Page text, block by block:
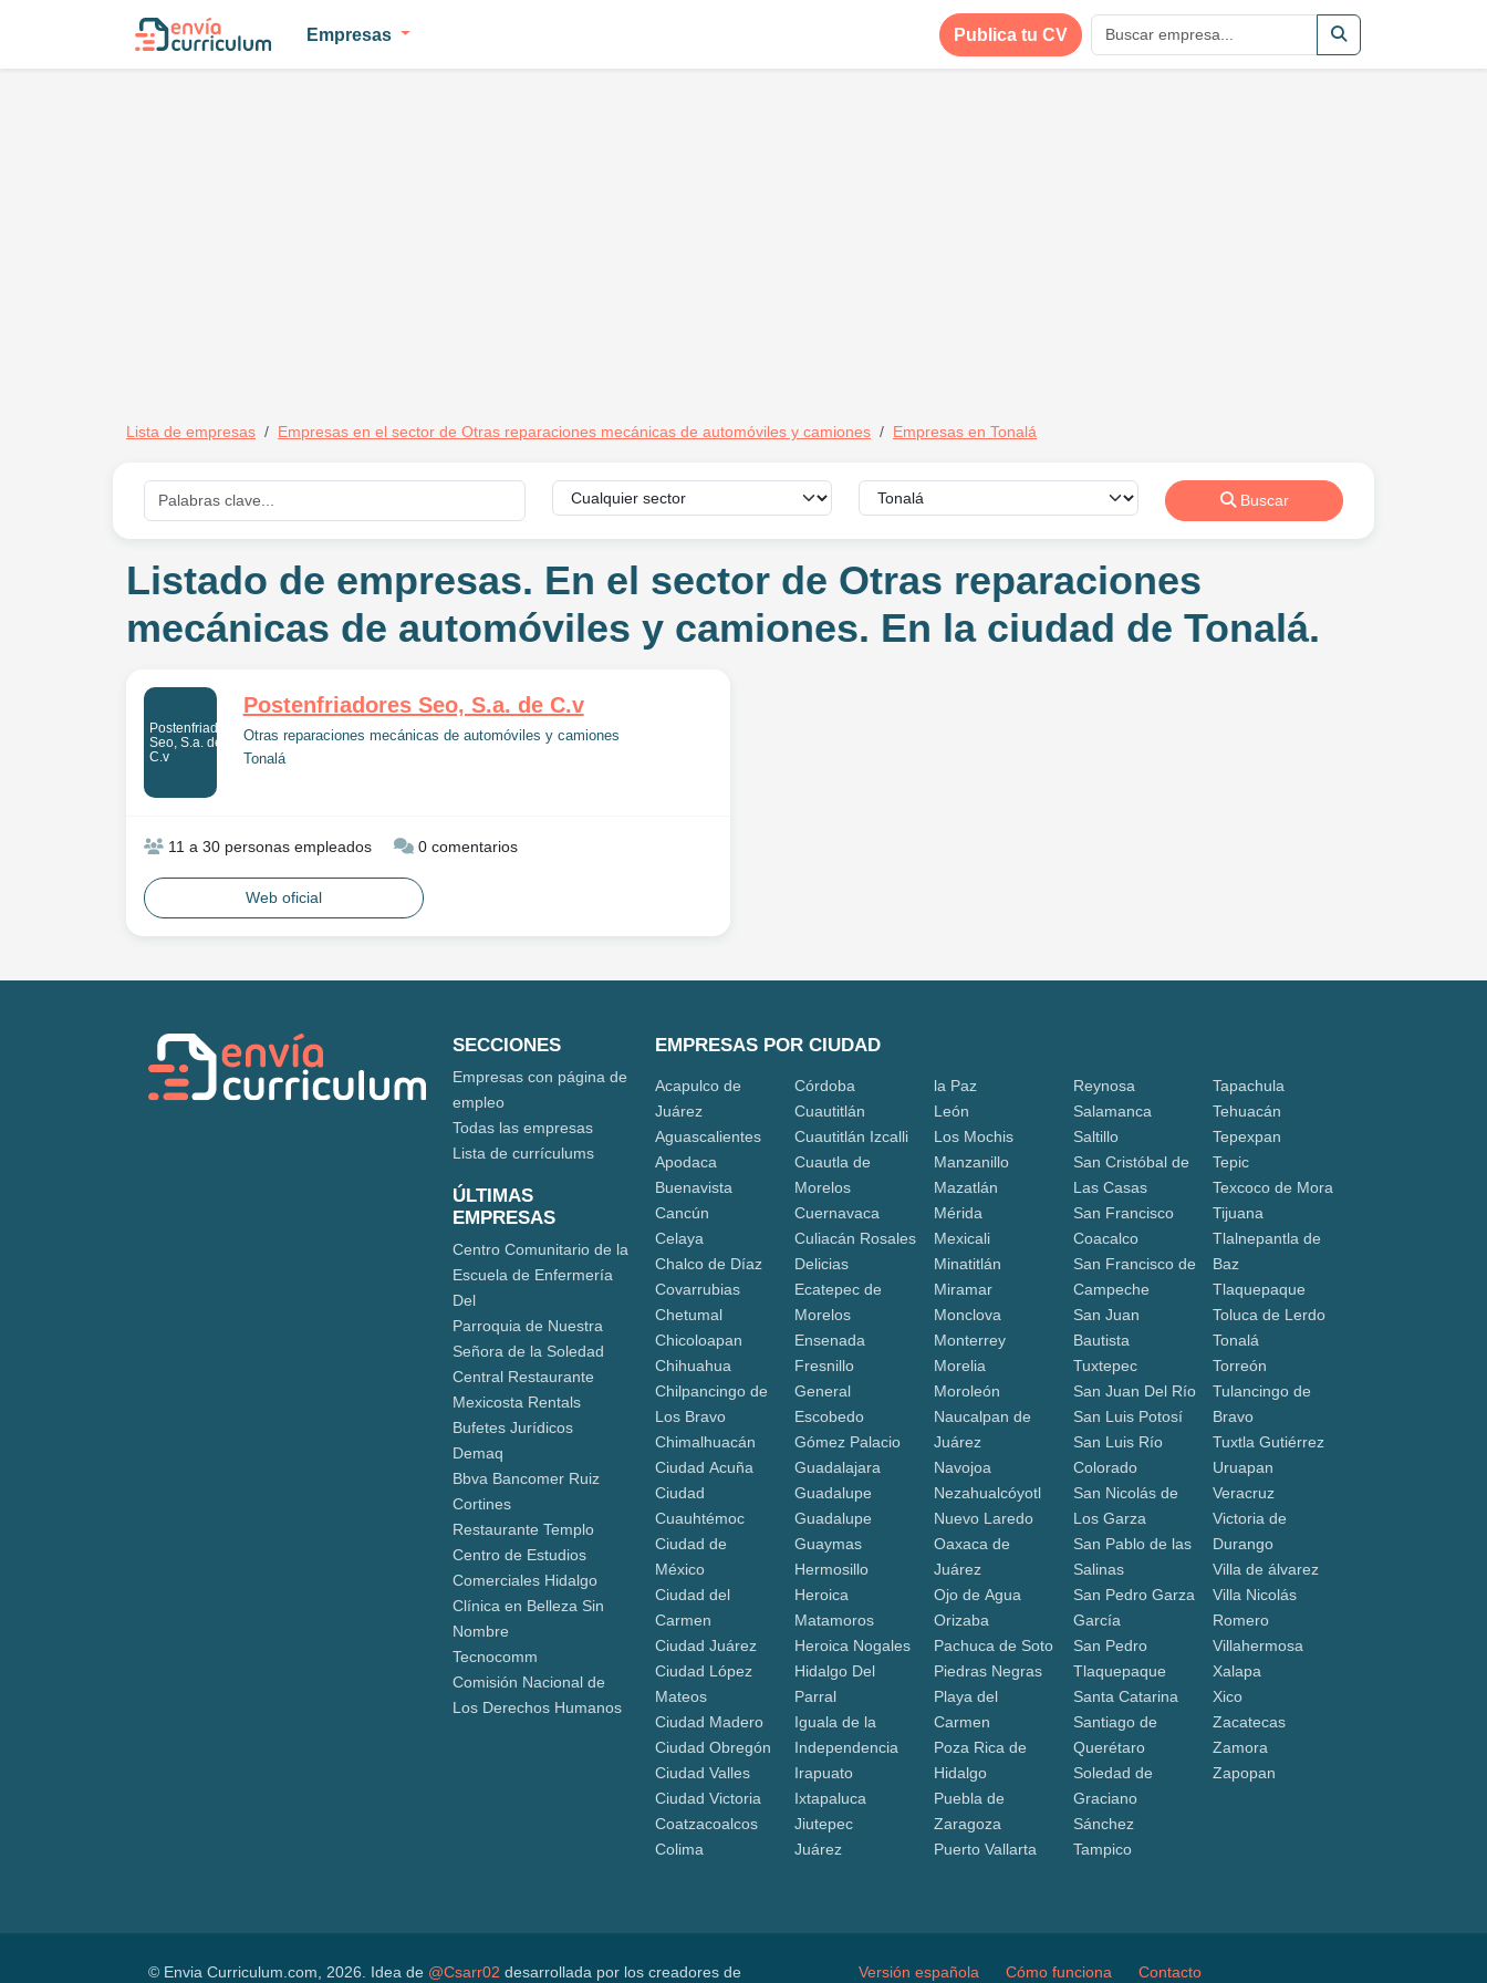
Empresas Publica tu CV
Lista de empresas Empresas en el sector de Otras reparaciones mecánicas de automóviles y camiones Empresas en Tonalá
Buscar
Listado de empresas. En el sector de Otras reparaciones
mecánicas de automóviles y camiones. En la ciudad de Tonalá.
Postenfriadores
Seo, S.a. de
C.v
Postenfriadores Seo, S.a. de C.v
Otras reparaciones mecánicas de automóviles y camiones
Tonalá
11 a 30 personas empleados 0 comentarios
Web oficial
SECCIONES
Empresas con página de
empleo
Todas las empresas
Lista de currículums
ÚLTIMAS
EMPRESAS
Centro Comunitario de la
Escuela de Enfermería
Del
Parroquia de Nuestra
Señora de la Soledad
Central Restaurante
Mexicosta Rentals
Bufetes Jurídicos
Demaq
Bbva Bancomer Ruiz
Cortines
Restaurante Templo
Centro de Estudios
Comerciales Hidalgo
Clínica en Belleza Sin
Nombre
Tecnocomm
Comisión Nacional de
Los Derechos Humanos
EMPRESAS POR CIUDAD
Acapulco de
Juárez
Aguascalientes
Apodaca
Buenavista
Cancún
Celaya
Chalco de Díaz
Covarrubias
Chetumal
Chicoloapan
Chihuahua
Chilpancingo de
Los Bravo
Chimalhuacán
Ciudad Acuña
Ciudad
Cuauhtémoc
Ciudad de
México
Ciudad del
Carmen
Ciudad Juárez
Ciudad López
Mateos
Ciudad Madero
Ciudad Obregón
Ciudad Valles
Ciudad Victoria
Coatzacoalcos
Colima
Córdoba
Cuautitlán
Cuautitlán Izcalli
Cuautla de
Morelos
Cuernavaca
Culiacán Rosales
Delicias
Ecatepec de
Morelos
Ensenada
Fresnillo
General
Escobedo
Gómez Palacio
Guadalajara
Guadalupe
Guadalupe
Guaymas
Hermosillo
Heroica
Matamoros
Heroica Nogales
Hidalgo Del
Parral
Iguala de la
Independencia
Irapuato
Ixtapaluca
Jiutepec
Juárez
la Paz
León
Los Mochis
Manzanillo
Mazatlán
Mérida
Mexicali
Minatitlán
Miramar
Monclova
Monterrey
Morelia
Moroleón
Naucalpan de
Juárez
Navojoa
Nezahualcóyotl
Nuevo Laredo
Oaxaca de
Juárez
Ojo de Agua
Orizaba
Pachuca de Soto
Piedras Negras
Playa del
Carmen
Poza Rica de
Hidalgo
Puebla de
Zaragoza
Puerto Vallarta
Reynosa
Salamanca
Saltillo
San Cristóbal de
Las Casas
San Francisco
Coacalco
San Francisco de
Campeche
San Juan
Bautista
Tuxtepec
San Juan Del Río
San Luis Potosí
San Luis Río
Colorado
San Nicolás de
Los Garza
San Pablo de las
Salinas
San Pedro Garza
García
San Pedro
Tlaquepaque
Santa Catarina
Santiago de
Querétaro
Soledad de
Graciano
Sánchez
Tampico
Tapachula
Tehuacán
Tepexpan
Tepic
Texcoco de Mora
Tijuana
Tlalnepantla de
Baz
Tlaquepaque
Toluca de Lerdo
Tonalá
Torreón
Tulancingo de
Bravo
Tuxtla Gutiérrez
Uruapan
Veracruz
Victoria de
Durango
Villa de álvarez
Villa Nicolás
Romero
Villahermosa
Xalapa
Xico
Zacatecas
Zamora
Zapopan
© Envia Curriculum.com, 2026. Idea de @Csarr02 desarrollada por los creadores de Versión española Cómo funciona Contacto